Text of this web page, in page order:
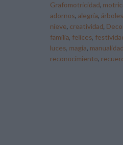
Grafomotricidad,
adornos, alegría, árboles
nieve, creatividad,
familia, felices,
luces, magia,
reconocimiento,